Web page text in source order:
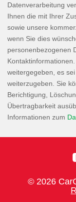
Datenverarbeitung
Ihnen die mit Ihrer
sowie unsere
wenn Sie dies
personenbezogenen
weitergegeben, es
weiterzugeben. Sie
Berichtigung,
Übertragbarkeit
Informationen zum
© 2026